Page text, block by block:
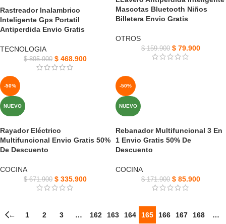
Rastreador Inalambrico
Inteligente Gps Portatil
Antiperdida Envio Gratis
TECNOLOGIA
$895.900 $ 468.900
Mascotas Bluetooth Niños
Billetera Envio Gratis
OTROS
$159.900 $ 79.900
-50%
NUEVO
Rayador Eléctrico
Multifuncional Envio Gratis 50%
De Descuento
COCINA
$671.900 $ 335.900
-50%
NUEVO
Rebanador Multifuncional 3 En
1 Envio Gratis 50% De
Descuento
COCINA
$171.900 $ 85.900
← 1 2 3 … 162 163 164 165 166 167 168 …